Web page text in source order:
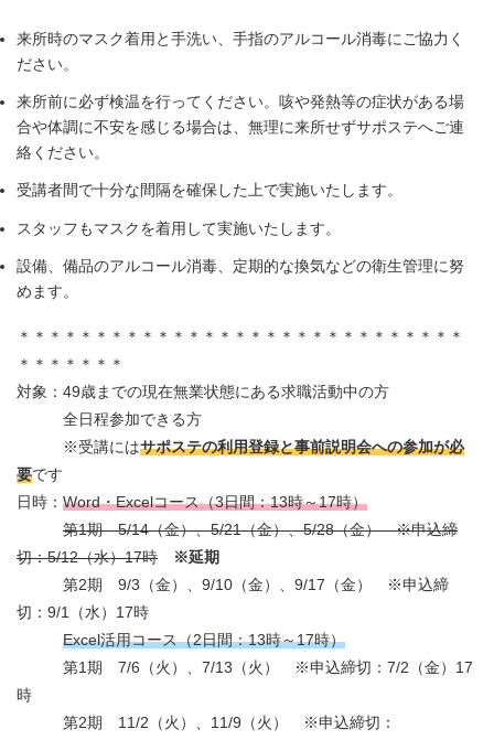
来所時のマスク着用と手洗い、手指のアルコール消毒にご協力く
ださい。
来所前に必ず検温を行ってください。咳や発熱等の症状がある場
合や体調に不安を感じる場合は、無理に来所せずサポステへご連
絡ください。
受講者間で十分な間隔を確保した上で実施いたします。
スタッフもマスクを着用して実施いたします。
設備、備品のアルコール消毒、定期的な換気などの衛生管理に努
めます。
＊＊＊＊＊＊＊＊＊＊＊＊＊＊＊＊＊＊＊＊＊＊＊＊＊＊＊＊＊
＊＊＊＊＊＊＊
対象：49歳までの現在無業状態にある求職活動中の方
全日程参加できる方
※受講にはサポステの利用登録と事前説明会への参加が必
要です
日時： Word・Excelコース（3日間：13時～17時）
第1期 5/14（金）、5/21（金）、5/28（金） ※申込締
切：5/12（水）17時
※延期
第2期 9/3（金）、9/10（金）、9/17（金） ※申込締
切：9/1（水）17時
Excel活用コース（2日間：13時～17時）
第1期 7/6（火）、7/13（火） ※申込締切：7/2（金）17
時
第2期 11/2（火）、11/9（火） ※申込締切：